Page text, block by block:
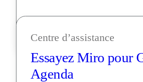
Centre d’assistance
Essayez Miro pour
Agenda